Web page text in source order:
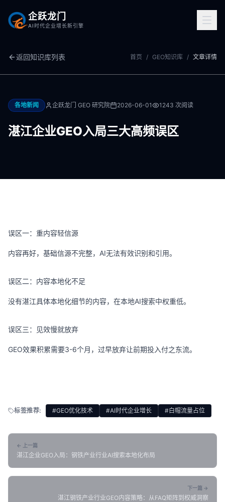
企跃龙门
AI时代企业增长新引擎
返回知识库列表 首页 / GEO知识库 / 文章详情
各地新闻 企跃龙门 GEO 研究院 2026-06-01 1243 次阅读
湛江企业GEO入局三大高频误区
误区一：重内容轻信源
内容再好，基础信源不完整，AI无法有效识别和引用。
误区二：内容本地化不足
没有湛江具体本地化细节的内容，在本地AI搜索中权重低。
误区三：见效慢就放弃
GEO效果积累需要3-6个月，过早放弃让前期投入付之东流。
标签推荐: #GEO优化技术 #AI时代企业增长 #白帽流量占位
← 上一篇
湛江企业GEO入局：钢铁产业行业AI搜索本地化布局
下一篇 →
湛江钢铁产业行业GEO内容策略：从FAQ矩阵到权威洞察